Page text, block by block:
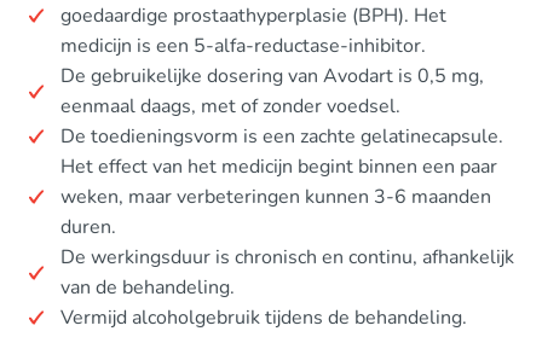
goedaardige prostaathyperplasie (BPH). Het
medicijn is een 5-alfa-reductase-inhibitor.
De gebruikelijke dosering van Avodart is 0,5 mg,
eenmaal daags, met of zonder voedsel.
De toedieningsvorm is een zachte gelatinecapsule.
Het effect van het medicijn begint binnen een paar
weken, maar verbeteringen kunnen 3-6 maanden
duren.
De werkingsduur is chronisch en continu, afhankelijk
van de behandeling.
Vermijd alcoholgebruik tijdens de behandeling.